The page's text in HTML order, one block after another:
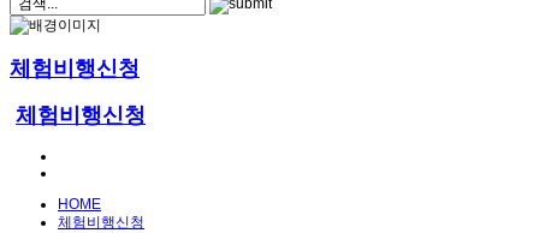
체험비행신청
체험비행신청
HOME
체험비행신청